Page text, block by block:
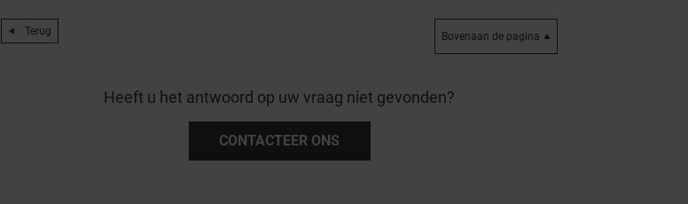
Terug Bovenaan de pagina
Heeft u het antwoord op uw vraag niet gevonden?
CONTACTEER ONS